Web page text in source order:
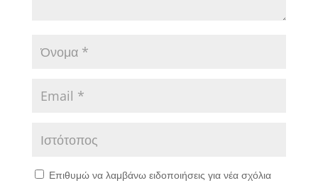
Επιθυμώ να λαμβάνω ειδοποιήσεις για νέα σχόλια